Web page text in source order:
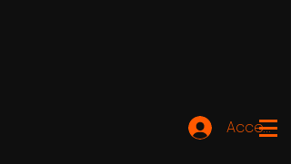
Accedi